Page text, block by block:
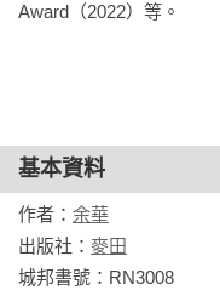
Award（2022）等。
相關著作：《呼喊與細
作觀、文學觀訪談集》
特別紀念版》《兄弟(下)
(新版)》《第七天》《活
影－－從中國到世界，
基本資料
作者： 余華
出版社： 麥田
城邦書號：RN3008